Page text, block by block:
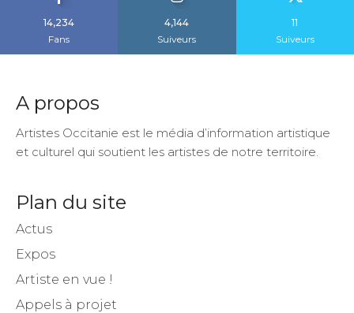
14,234
Fans
4,144
Suiveurs
11
Suiveurs
A propos
Artistes Occitanie est le média d’information artistique
et culturel qui soutient les artistes de notre territoire.
Plan du site
Actus
Expos
Artiste en vue !
Appels à projet